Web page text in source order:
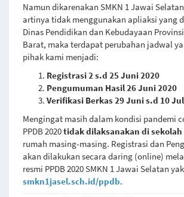
Namun dikarenakan SMKN 1 Jawai
artinya tidak menggunakan apliaksi yang
Dinas Pendidikan dan Kebudayaan
Barat, maka terdapat perubahan jadwal
pihak kami menjadi:
Registrasi 2 s.d 25 Juni 2020
Pengumuman Hasil 26 Juni 2020
Verifikasi Berkas 29 Juni s.d 10
Mengingat masih dalam kondisi pandemi
PPDB 2020tidak dilaksanakan di sekolah
rumah masing-masing. Registrasi dan
akan dilakukan secara daring (online)
resmi PPDB 2020 SMKN 1 Jawai Selatan
smkn1jasel.sch.id/ppdb.